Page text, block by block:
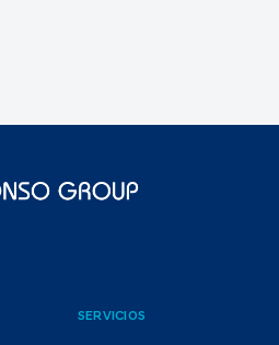
SERVICIOS